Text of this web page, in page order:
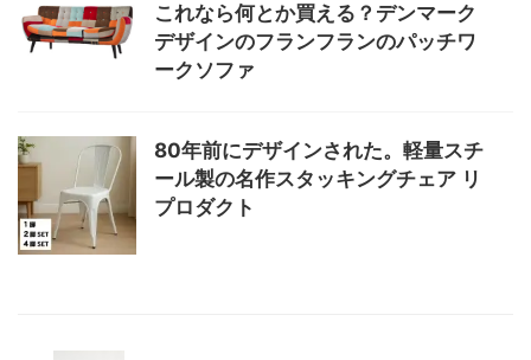
これなら何とか買える？デンマーク
デザインのフランフランのパッチワ
ークソファ
80年前にデザインされた。軽量スチ
ール製の名作スタッキングチェア リ
プロダクト